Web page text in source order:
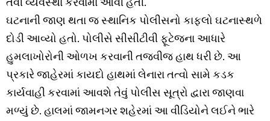
ઘટનાની જાણ થતા જ સ્થાનિક પોલીસનો કાફલો ઘટનાસ્થળે
દોડી આવ્યો હતો. પોલીસે સીસીટીવી ફૂટેજના આધારે
હુમલાખોરોની ઓળખ કરવાની તજવીજ હાથ ધરી છે. આ
પ્રકારે જાહેરમાં કાયદો હાથમાં લેનારા તત્વો સામે કડક
કાર્યવાહી કરવામાં આવશે તેવું પોલીસ સૂત્રો દ્વારા જાણવા
મળ્યું છે. હાલમાં જામનગર શહેરમાં આ વીડિયોને લઈને ભારે